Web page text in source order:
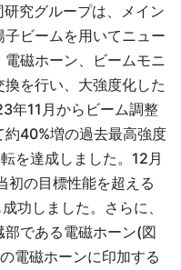
究グループは、メイン
ビームを用いてニュー
電磁ホーン、ビームモニ
を行い、大強度化した
年11月からビーム調整
40%増の過去最高強度
を達成しました。12月
初の目標性能を超える
功しました。さらに、
である電磁ホーン(図
電磁ホーンに印加する